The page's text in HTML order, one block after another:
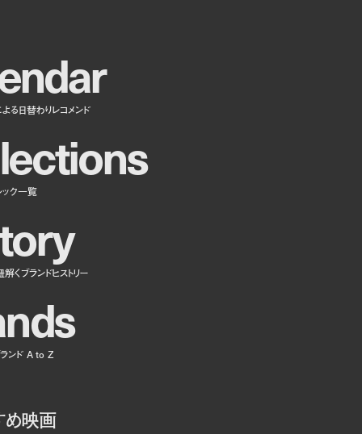
ndar
る日替わりレコメンド
ections
ック一覧
ory
くブランドヒストリー
nds
ランド A to Z
映画